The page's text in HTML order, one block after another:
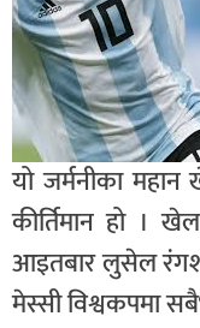
यो जर्मनीका
कीर्तिमान हो ।
आइतबार लुसेल
मेस्सी विश्वकपमा